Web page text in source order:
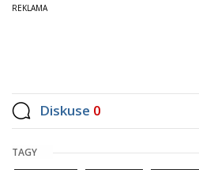
Diskuse 0
TAGY